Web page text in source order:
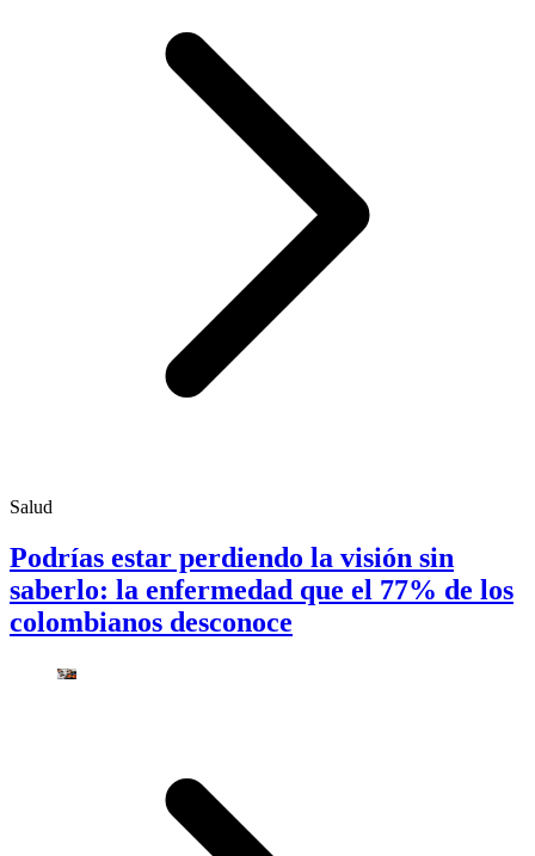
Salud
Podrías estar perdiendo la visión sin
saberlo: la enfermedad que el 77% de los
colombianos desconoce